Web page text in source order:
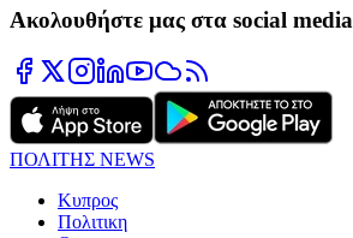
Ακολουθήστε μας στα social media
ΠΟΛΙΤΗΣ NEWS
Κυπρος
Πολιτικη